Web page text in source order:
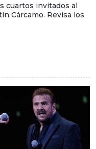
cuartos invitados al
Cárcamo. Revisa los